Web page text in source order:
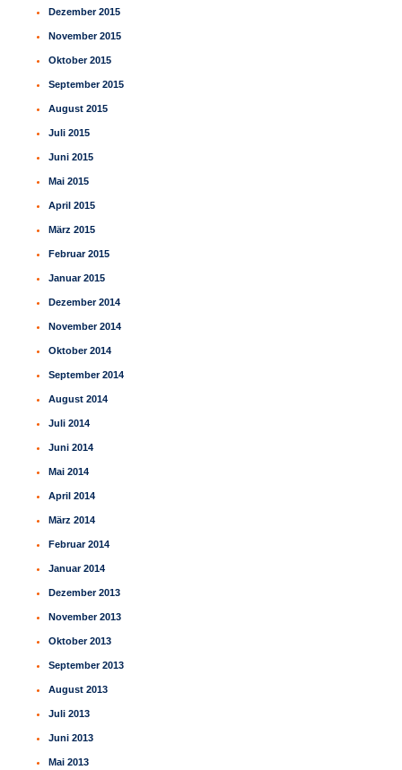
Dezember 2015
November 2015
Oktober 2015
September 2015
August 2015
Juli 2015
Juni 2015
Mai 2015
April 2015
März 2015
Februar 2015
Januar 2015
Dezember 2014
November 2014
Oktober 2014
September 2014
August 2014
Juli 2014
Juni 2014
Mai 2014
April 2014
März 2014
Februar 2014
Januar 2014
Dezember 2013
November 2013
Oktober 2013
September 2013
August 2013
Juli 2013
Juni 2013
Mai 2013